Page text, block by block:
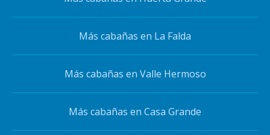
Más cabañas en La Falda
Más cabañas en Valle Hermoso
Más cabañas en Casa Grande